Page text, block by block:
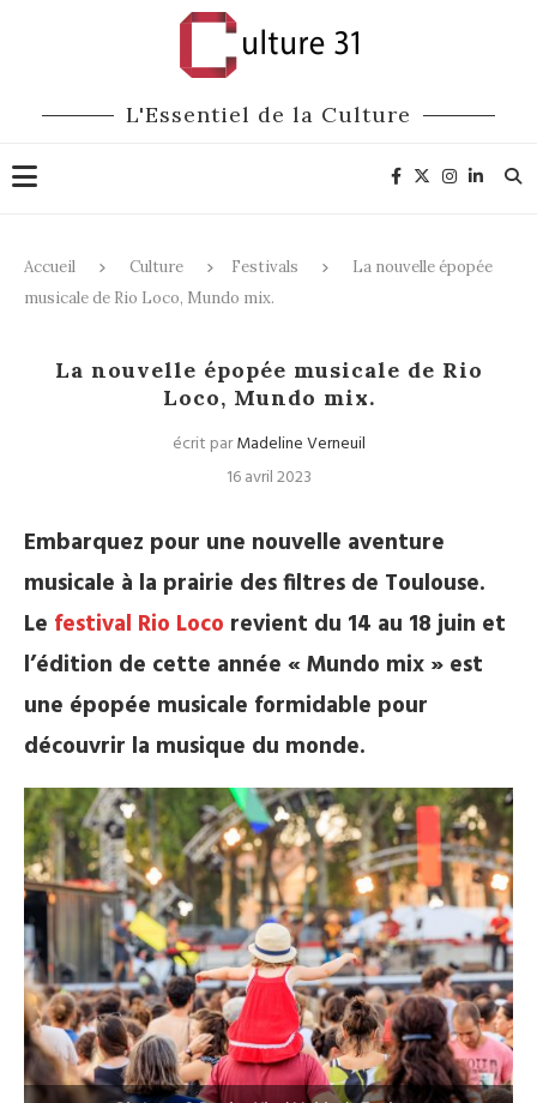
L'Essentiel de la Culture
Accueil Culture Festivals
La nouvelle épopée
musicale de Rio Loco, Mundo mix.
Festivals Musique du monde
La nouvelle épopée musicale de Rio
Loco, Mundo mix.
écrit parMadeline Verneuil
16 avril 2023
Embarquez pour une nouvelle aventure
musicale à la prairie des filtres de Toulouse.
Le festival Rio Loco revient du 14 au 18 juin et
l’édition de cette année « Mundo mix » est
une épopée musicale formidable pour
découvrir la musique du monde.